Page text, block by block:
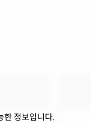
한 정보입니다.